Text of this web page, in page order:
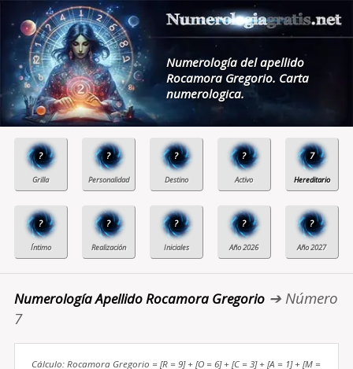
Numerología del apellido
Rocamora Gregorio. Carta
numerologica.
? ? ? ? 7
? ? ? ? ?
Numerología Apellido Rocamora Gregorio➔ Número
7
Cálculo: Rocamora Gregorio = [R = 9] + [O = 6] + [C = 3] + [A = 1] + [M =